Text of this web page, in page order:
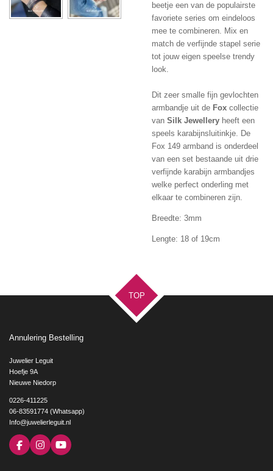
beetje een van de populairste
favoriete series om eindeloos
mee te combineren. Mix en
match de verfijnde stapel serie
tot jouw eigen speelse trendy
look.
Dit zeer smalle fijn gevlochten
armbandje uit de Fox collectie
van Silk Jewellery heeft een
speels karabijnsluitinkje. De
Fox 149 armband is onderdeel
van een set bestaande uit drie
verfijnde karabijn armbandjes
welke perfect onderling met
elkaar te combineren zijn.
Breedte: 3mm
Lengte: 18 of 19cm
TOP
Annulering Bestelling
Juwelier Leguit
Hoefje 9A
Nieuwe Niedorp
0226-411225
06-83591774 (Whatsapp)
Info@juwelierleguit.nl
F
a
I
n
Y
o